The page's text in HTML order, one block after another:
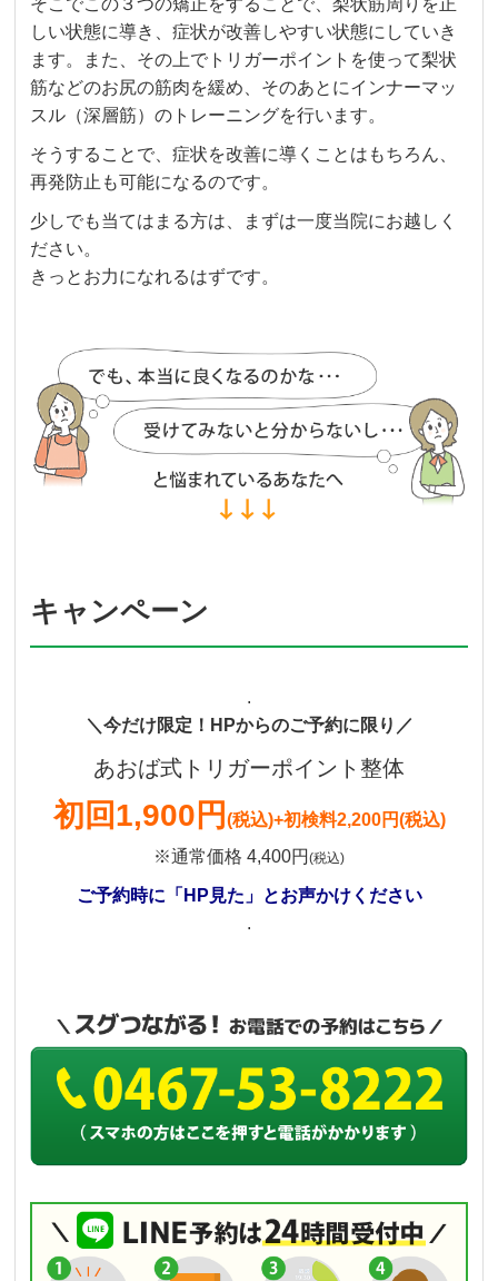
そこでこの３つの矯正をすることで、梨状筋周りを正
しい状態に導き、症状が改善しやすい状態にしていき
ます。また、その上でトリガーポイントを使って梨状
筋などのお尻の筋肉を緩め、そのあとにインナーマッ
スル（深層筋）のトレーニングを行います。
そうすることで、症状を改善に導くことはもちろん、
再発防止も可能になるのです。
少しでも当てはまる方は、まずは一度当院にお越しく
ださい。
きっとお力になれるはずです。
キャンペーン
.
＼今だけ限定！HPからのご予約に限り／
あおば式トリガーポイント整体
初回1,900円 (税込)+初検料2,200円(税込)
※通常価格 4,400円 (税込)
ご予約時に「HP見た」とお声かけください
.